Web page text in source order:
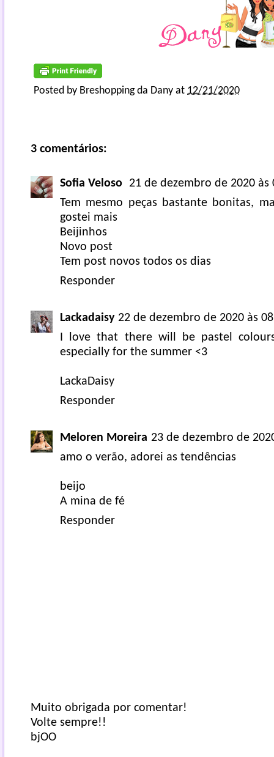
Posted by Breshopping da Dany at 12/21/2020
3 comentários:
Sofia Veloso 21 de dezembro de 2020 às
Tem mesmo peças bastante bonitas,
gostei mais
Beijinhos
Novo post
Tem post novos todos os dias
Responder
Lackadaisy 22 de dezembro de 2020 às
I love that there will be pastel
especially for the summer <3
LackaDaisy
Responder
Meloren Moreira 23 de dezembro de
amo o verão, adorei as tendências
beijo
A mina de fé
Responder
Muito obrigada por comentar!
Volte sempre!!
bjOO